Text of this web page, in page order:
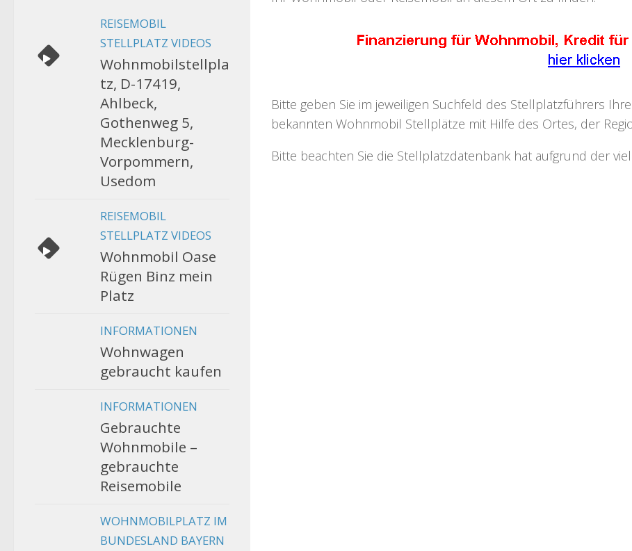
Bitte geben Sie im jeweiligen Suchfeld des Stellplatzführers
bekannten Wohnmobil Stellplätze mit Hilfe des Ortes, der
Bitte beachten Sie die Stellplatzdatenbank hat aufgrund der
REISEMOBIL
STELLPLATZ VIDEOS
Wohnmobilstellpla
tz, D-17419,
Ahlbeck,
Gothenweg 5,
Mecklenburg-
Vorpommern,
Usedom
REISEMOBIL
STELLPLATZ VIDEOS
Wohnmobil Oase
Rügen Binz mein
Platz
INFORMATIONEN
Wohnwagen
gebraucht kaufen
INFORMATIONEN
Gebrauchte
Wohnmobile –
gebrauchte
Reisemobile
WOHNMOBILPLATZ IM
BUNDESLAND BAYERN